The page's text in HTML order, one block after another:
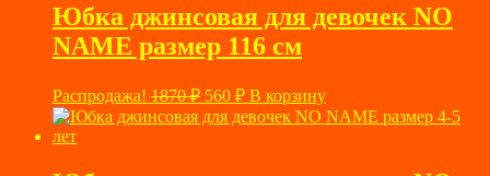
Юбка джинсовая для девочек NO
NAME размер 116 см
Распродажа! 1870₽ Первоначальная
цена
составляла
560 ₽Текущая
цена:
В корзину